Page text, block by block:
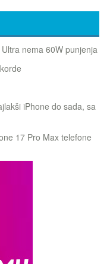
nema 60W punjenja
iPhone do sada, sa
17 Pro Max telefone